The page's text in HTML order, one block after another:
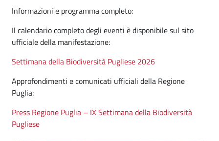
Informazioni e programma completo:
Il calendario completo degli eventi è disponibile sul sito
ufficiale della manifestazione:
Settimana della Biodiversità Pugliese 2026
Approfondimenti e comunicati ufficiali della Regione
Puglia:
Press Regione Puglia – IX Settimana della Biodiversità
Pugliese